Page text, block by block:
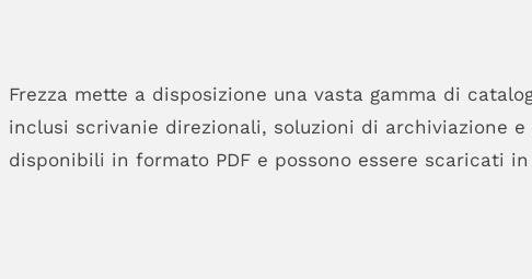
Frezza mette a disposizione una vasta gamma di
inclusi scrivanie direzionali, soluzioni di archiviazione
disponibili in formato PDF e possono essere scaricati